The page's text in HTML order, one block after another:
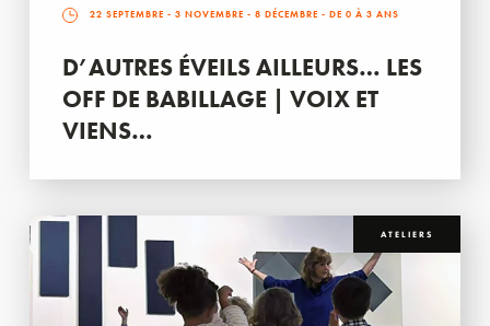
22 SEPTEMBRE - 3 NOVEMBRE - 8 DÉCEMBRE - DE 0 À 3 ANS
D’AUTRES ÉVEILS AILLEURS… LES
OFF DE BABILLAGE | VOIX ET
VIENS…
ATELIERS